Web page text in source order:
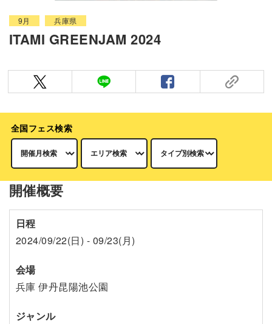
9月 兵庫県
ITAMI GREENJAM 2024
全国フェス検索
開催概要
日程
2024/09/22(日) - 09/23(月)
会場
兵庫 伊丹昆陽池公園
ジャンル